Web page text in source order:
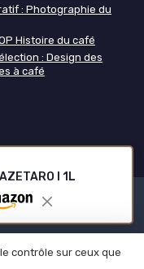
I 1L
: Photographie du
Histoire du café
: Design des
à café
contrôle sur ceux que